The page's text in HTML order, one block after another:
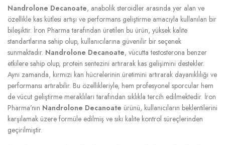
Nandrolone Decanoate, anabolik steroidler arasında yer alan ve
özellikle kas kütlesi artışı ve performans geliştirme amacıyla kullanılan bir
bileşiktir. İron Pharma tarafından üretilen bu ürün, yüksek kalite
standartlarına sahip olup, kullanıcılarına güvenilir bir seçenek
sunmaktadır. Nandrolone Decanoate, vücutta testosterona benzer
etkilere sahip olup, protein sentezini artırarak kas gelişimini destekler.
Aynı zamanda, kırmızı kan hücrelerinin üretimini artırarak dayanıklılığı ve
performansı artırabilir. Bu özellikleriyle, hem profesyonel sporcular hem
de vücut geliştirme meraklıları tarafından sıklıkla tercih edilmektedir. İron
Pharma’nın Nandrolone Decanoate ürünü, kullanıcıların beklentilerini
karşılamak üzere formüle edilmiş ve sıkı kalite kontrol süreçlerinden
geçirilmiştir.